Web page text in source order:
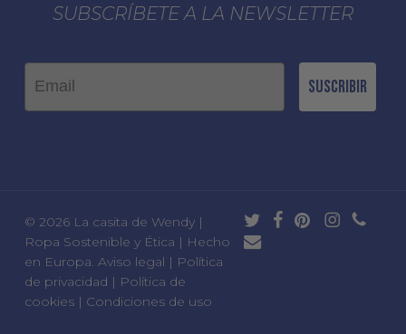
SUBSCRÍBETE A LA NEWSLETTER
Email
Suscribir
© 2026 La casita de Wendy |
Ropa Sostenible y Ética | Hecho
en Europa. Aviso legal | Política
de privacidad | Política de
cookies| Condiciones de uso
twitterfacebook
pinterestinstagram
phone
email